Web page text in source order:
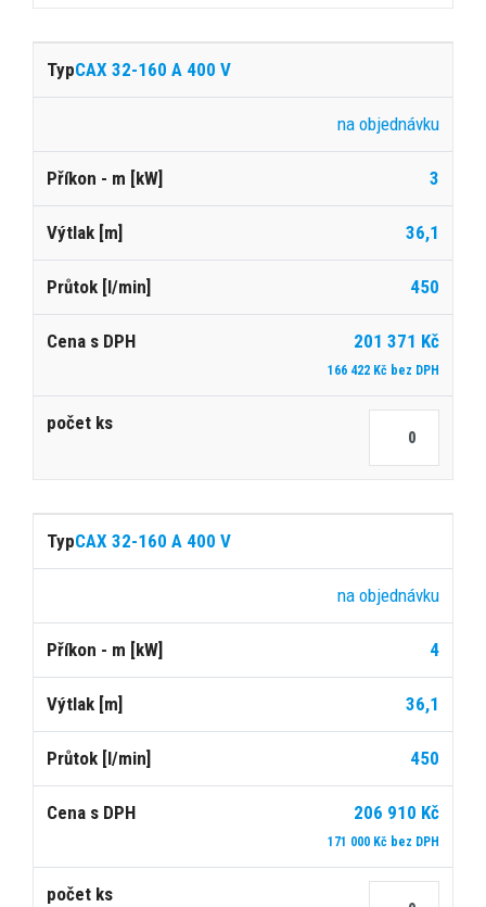
CAX 32-160 A 400 V
na objednávku
3
36,1
450
201 371 Kč
166 422 Kč bez DPH
CAX 32-160 A 400 V
na objednávku
4
36,1
450
206 910 Kč
171 000 Kč bez DPH